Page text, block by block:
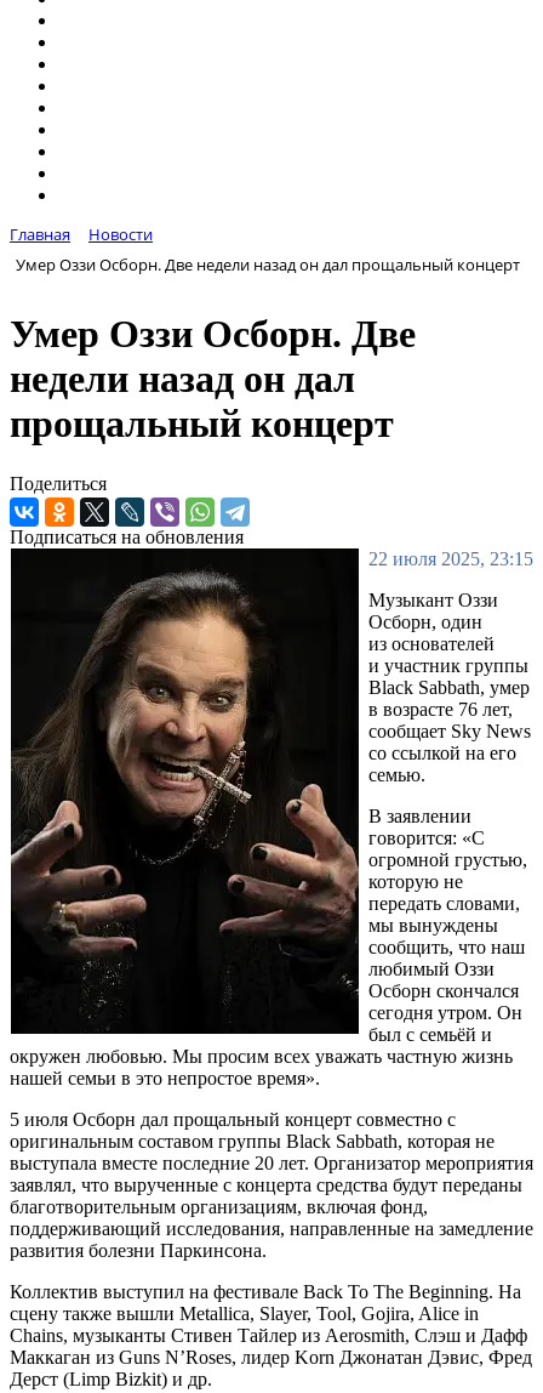
Главная
Новости
Умер Оззи Осборн. Две недели назад он дал прощальный концерт
Умер Оззи Осборн. Две
недели назад он дал
прощальный концерт
Поделиться
Подписаться на обновления
22 июля 2025, 23:15
Музыкант Оззи
Осборн, один
из основателей
и участник группы
Black Sabbath, умер
в возрасте 76 лет,
сообщает Sky News
со ссылкой на его
семью.
В заявлении
говорится: «С
огромной грустью,
которую не
передать словами,
мы вынуждены
сообщить, что наш
любимый Оззи
Осборн скончался
сегодня утром. Он
был с семьёй и
окружен любовью. Мы просим всех уважать частную жизнь
нашей семьи в это непростое время».
5 июля Осборн дал прощальный концерт совместно с
оригинальным составом группы Black Sabbath, которая не
выступала вместе последние 20 лет. Организатор мероприятия
заявлял, что вырученные с концерта средства будут переданы
благотворительным организациям, включая фонд,
поддерживающий исследования, направленные на замедление
развития болезни Паркинсона.
Коллектив выступил на фестивале Back To The Beginning. На
сцену также вышли Metallica, Slayer, Tool, Gojira, Alice in
Chains, музыканты Стивен Тайлер из Aerosmith, Слэш и Дафф
Маккаган из Guns N’Roses, лидер Korn Джонатан Дэвис, Фред
Дерст (Limp Bizkit) и др.